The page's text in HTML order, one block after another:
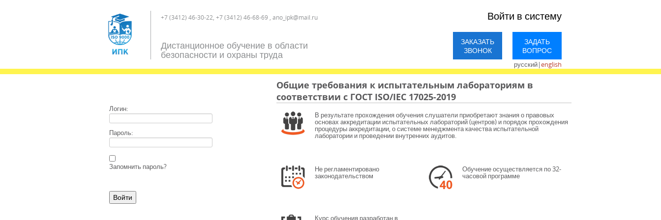
Войти в систему
ЗАКАЗАТЬ
ЗВОНОК
ЗАДАТЬ
ВОПРОС
русский|english
+7 (3412) 46-30-22, +7 (3412) 46-68-69 , ano_ipk@mail.ru
Дистанционное обучение в области
безопасности и охраны труда
Логин:
Пароль:
Запомнить пароль?
Общие требования к испытательным лабораториям в
соответствии с ГОСТ ISO/IEC 17025-2019
В результате прохождения обучения слушатели приобретают знания о правовых
основах аккредитации испытательных лабораторий (центров) и порядок прохождения
процедуры аккредитации, о системе менеджмента качества испытательной
лаборатории и проведении внутренних аудитов.
Не регламентировано
законодательством
Обучение осуществляется по 32-
часовой программе
Курс обучения разработан в